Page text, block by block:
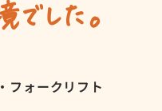
した。
フォークリフト